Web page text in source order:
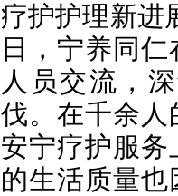
疗护护理新进
日，宁养同
人员交流，
伐。在千余
安宁疗护服
的生活质量